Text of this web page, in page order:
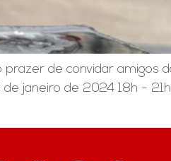
de convidar amigos
janeiro de 2024 18h - 21h